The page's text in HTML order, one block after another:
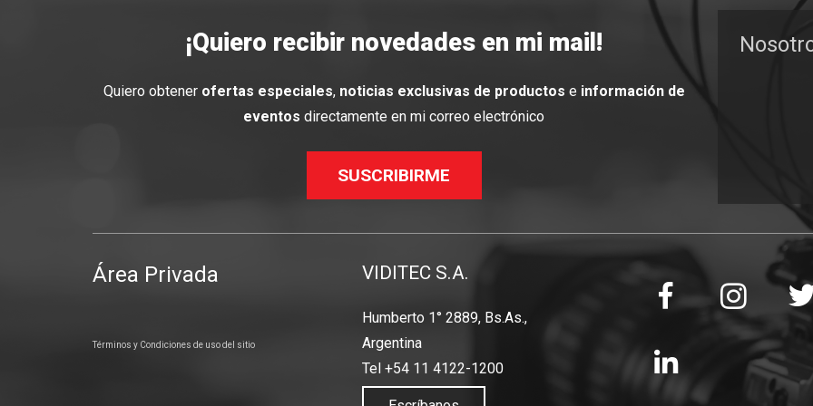
¡Quiero recibir novedades en mi mail!
Quiero obtener ofertas especiales, noticias exclusivas de productos e información de
eventos directamente en mi correo electrónico
SUSCRIBIRME
Área Privada
Términos y Condiciones de uso del sitio
VIDITEC S.A.
Humberto 1° 2889, Bs.As.,
Argentina
Tel +54 11 4122-1200